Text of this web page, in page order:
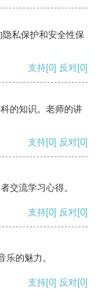
私保护和安全性保
支持[0] 反对[0]
的知识。老师的讲
支持[0] 反对[0]
交流学习心得。
支持[0] 反对[0]
的魅力。
支持[0] 反对[0]